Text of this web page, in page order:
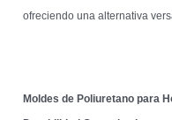
ofreciendo una alternativa
Moldes de Poliuretano para